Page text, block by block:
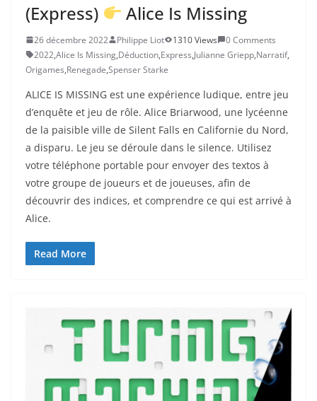
(Express) Alice Is Missing
26 décembre 2022 Philippe Liot 1310 Views
0 Comments
2022,Alice Is Missing,Déduction,Express,Julianne Griepp,Narratif,
Origames,Renegade,Spenser Starke
ALICE IS MISSING est une expérience ludique, entre jeu
d’enquête et jeu de rôle. Alice Briarwood, une lycéenne
de la paisible ville de Silent Falls en Californie du Nord,
a disparu. Le jeu se déroule dans le silence. Utilisez
votre téléphone portable pour envoyer des textos à
votre groupe de joueurs et de joueuses, afin de
découvrir des indices, et comprendre ce qui est arrivé à
Alice.
Read More